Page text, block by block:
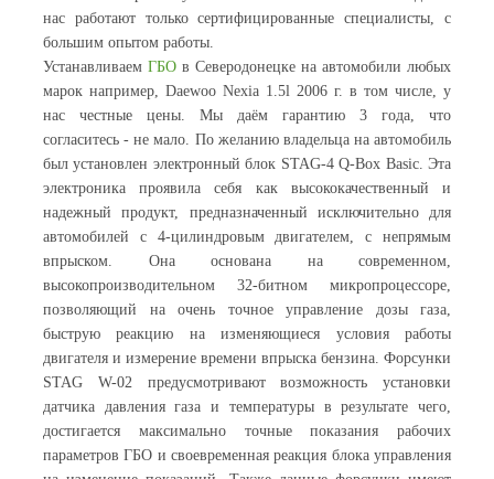
нас работают только сертифицированные специалисты, с
большим опытом работы.
Устанавливаем ГБО в Северодонецке на автомобили любых
марок например, Daewoo Nexia 1.5l 2006 г. в том числе, у
нас честные цены. Мы даём гарантию 3 года, что
согласитесь - не мало. По желанию владельца на автомобиль
был установлен электронный блок STAG-4 Q-Box Basic. Эта
электроника проявила себя как высококачественный и
надежный продукт, предназначенный исключительно для
автомобилей с 4-цилиндровым двигателем, с непрямым
впрыском. Она основана на современном,
высокопроизводительном 32-битном микропроцессоре,
позволяющий на очень точное управление дозы газа,
быструю реакцию на изменяющиеся условия работы
двигателя и измерение времени впрыска бензина. Форсунки
STAG W-02 предусмотривают возможность установки
датчика давления газа и температуры в результате чего,
достигается максимально точные показания рабочих
параметров ГБО и своевременная реакция блока управления